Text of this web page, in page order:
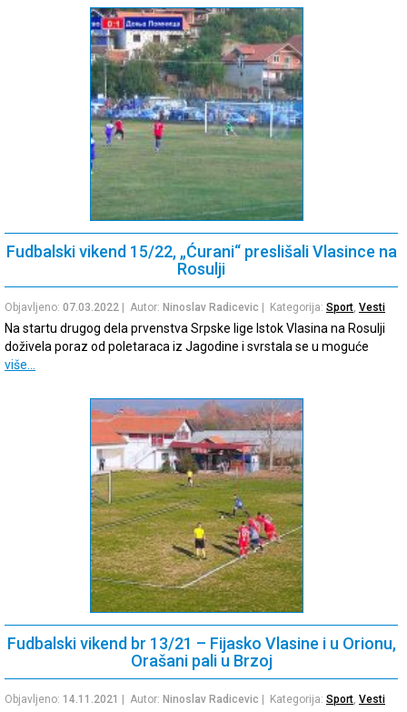
Fudbalski vikend 15/22, „Ćurani“ preslišali Vlasince na
Rosulji
Objavljeno: 07.03.2022 | Autor: Ninoslav Radicevic | Kategorija: Sport, Vesti
Na startu drugog dela prvenstva Srpske lige Istok Vlasina na Rosulji
doživela poraz od poletaraca iz Jagodine i svrstala se u moguće
više…
Fudbalski vikend br 13/21 – Fijasko Vlasine i u Orionu,
Orašani pali u Brzoj
Objavljeno: 14.11.2021 | Autor: Ninoslav Radicevic | Kategorija: Sport, Vesti